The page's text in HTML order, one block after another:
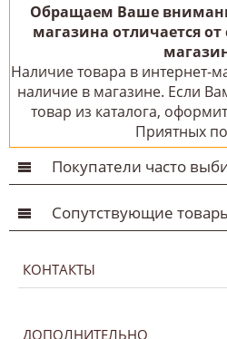
Обращаем Ваше
магазина отличается
Наличие товара в интернет-
наличие в магазине. Если
товар из каталога,
Приятных
Покупатели часто
Сопутствующие
КОНТАКТЫ
ДОПОЛНИТЕЛЬНО